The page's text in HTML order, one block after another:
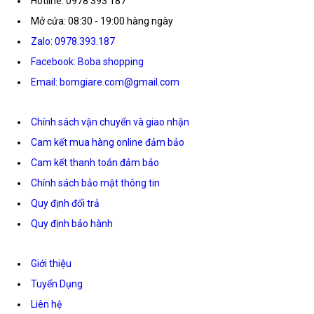
Mở cửa: 08:30 - 19:00 hàng ngày
Zalo: 0978.393.187
Facebook: Boba shopping
Email: bomgiare.com@gmail.com
Chính sách vận chuyển và giao nhận
Cam kết mua hàng online đảm bảo
Cam kết thanh toán đảm bảo
Chính sách bảo mật thông tin
Quy định đổi trả
Quy định bảo hành
Giới thiệu
Tuyển Dụng
Liên hệ